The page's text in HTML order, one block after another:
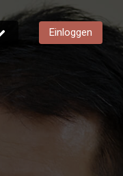
Einloggen